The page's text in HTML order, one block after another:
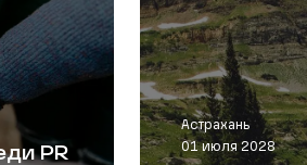
PR
Астрахань
01 июля 2028